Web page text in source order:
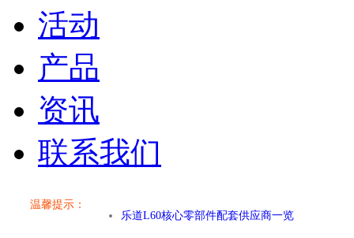
活动
产品
资讯
联系我们
温馨提示：
乐道L60核心零部件配套供应商一览